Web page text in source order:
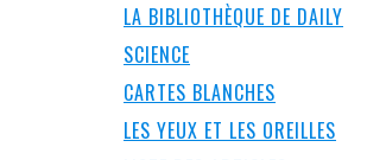
LA BIBLIOTHÈQUE DE DAILY
SCIENCE
CARTES BLANCHES
LES YEUX ET LES OREILLES